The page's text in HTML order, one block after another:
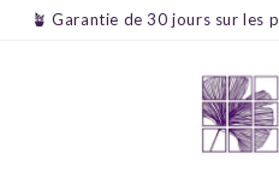
🪴 Garantie de 30 jours sur les